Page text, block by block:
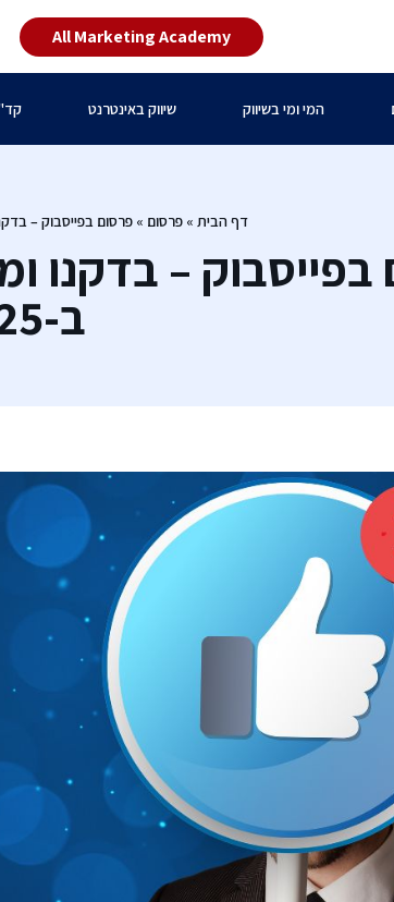
All Marketing Academy
המי ומי בשיווק שיווק באינטרנט
דף הבית » פרסום » פרסום בפייסבוק –
בפייסבוק – בדקנו
ב-2025